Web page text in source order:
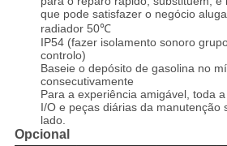
que pode satisfazer o negócio
radiador 50℃
IP54 (fazer isolamento sonoro
controlo)
Baseie o depósito de gasolina no
consecutivamente
Para a experiência amigável, toda
I/O e peças diárias da manutenção
lado.
Opcional